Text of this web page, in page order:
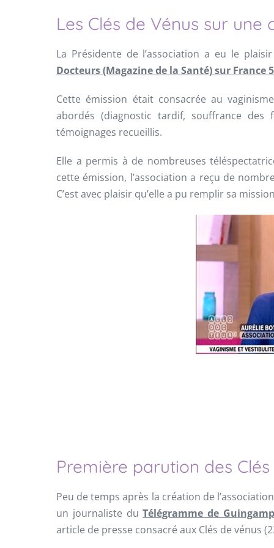
Les Clés de Vénus sur une
La Présidente de l’association a eu le
Docteurs (Magazine de la Santé) sur France 5
Cette émission était consacrée au
abordés (diagnostic tardif, souffrance
témoignages recueillis.
Elle a permis à de nombreuses
cette émission, l’association a reçu de
C’est avec plaisir qu’elle a pu remplir sa
Première parution des
Peu de temps après la création de
un journaliste duTélégramme de Guingamp
article de presse consacré aux Clés de vénus